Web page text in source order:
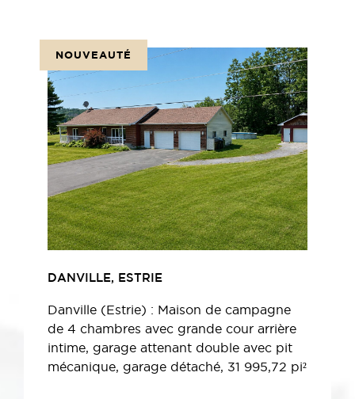
NOUVEAUTÉ
DANVILLE, ESTRIE
Danville (Estrie) : Maison de campagne
de 4 chambres avec grande cour arrière
intime, garage attenant double avec pit
mécanique, garage détaché, 31 995,72 pi²